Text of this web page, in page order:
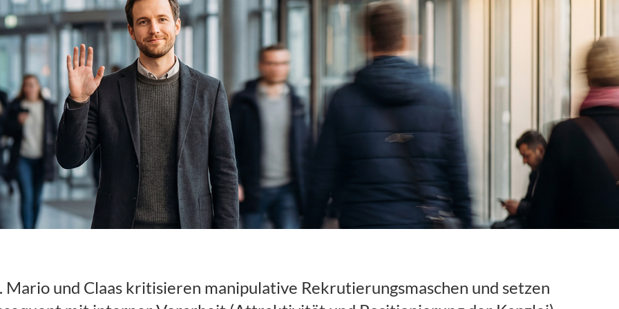
– Finden
in
und
und Claas kritisieren manipulative Rekrutierungsmaschen und setzen